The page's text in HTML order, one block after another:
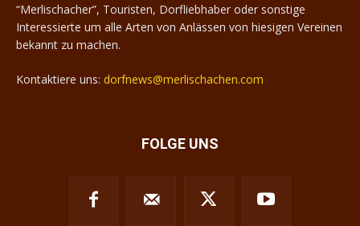
“Merlischacher”, Touristen, Dorfliebhaber oder sonstige
Interessierte um alle Arten von Anlässen von hiesigen Vereinen
bekannt zu machen.
Kontaktiere uns: dorfnews@merlischachen.com
FOLGE UNS